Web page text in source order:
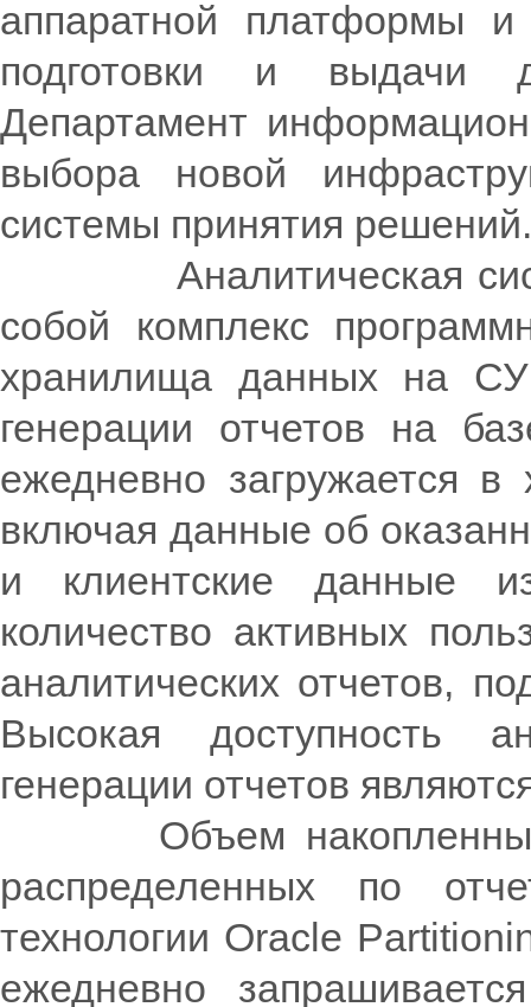
аппаратной платформы и
подготовки и выдачи
Департамент
выбора новой
системы принятия решений.
Аналитическая
собой комплекс
хранилища данных на
генерации отчетов на
ежедневно загружается
включая данные об
и клиентские данные
количество активных
аналитических отчетов,
Высокая доступность
генерации отчетов
Объем накопленных
распределенных по
технологии Oracle
ежедневно